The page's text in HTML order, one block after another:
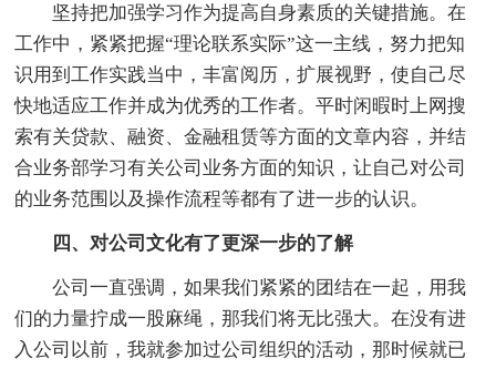
坚持把加强学习作为提高自身素质的关键措施。在
工作中，紧紧把握“理论联系实际”这一主线，努力把知
识用到工作实践当中，丰富阅历，扩展视野，使自己尽
快地适应工作并成为优秀的工作者。平时闲暇时上网搜
索有关贷款、融资、金融租赁等方面的文章内容，并结
合业务部学习有关公司业务方面的知识，让自己对公司
的业务范围以及操作流程等都有了进一步的认识。
四、对公司文化有了更深一步的了解
公司一直强调，如果我们紧紧的团结在一起，用我
们的力量拧成一股麻绳，那我们将无比强大。在没有进
入公司以前，我就参加过公司组织的活动，那时候就已